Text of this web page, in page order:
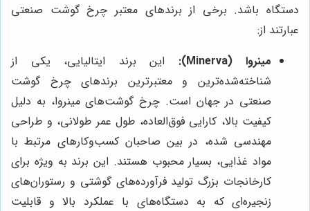
دستگاه باشد. برخی از برندهای معتبر چرخ گوشت صنعتی
عبارتند از:
مینروا (Minerva):
این برند ایتالیایی، یکی از
شناخته‌شده‌ترین و معتبرترین برندهای چرخ گوشت
صنعتی در جهان است. چرخ گوشت‌های مینروا، به دلیل
کیفیت بالا، کارایی فوق‌العاده، طول عمر طولانی، و طراحی
مهندسی شده، در بین صاحبان کسب‌وکارهای مرتبط با
مواد غذایی، بسیار محبوب هستند. این برند به ویژه برای
کارخانجات بزرگ تولید فرآورده‌های گوشتی و رستوران‌های
زنجیره‌ای که به دستگاه‌های با عملکرد بالا و قابلیت